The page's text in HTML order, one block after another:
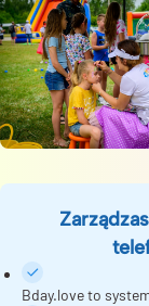
Bday.love to